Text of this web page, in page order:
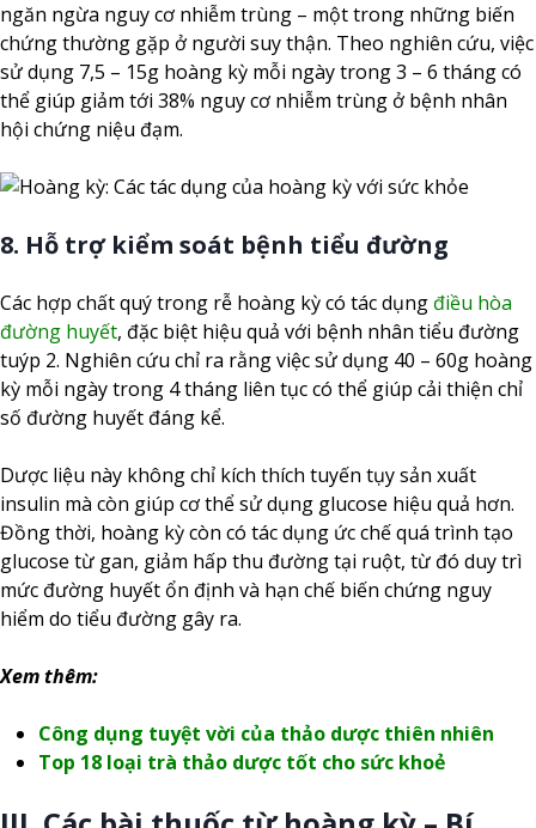
ngăn ngừa nguy cơ nhiễm trùng – một trong những biến
chứng thường gặp ở người suy thận. Theo nghiên cứu, việc
sử dụng 7,5 – 15g hoàng kỳ mỗi ngày trong 3 – 6 tháng có
thể giúp giảm tới 38% nguy cơ nhiễm trùng ở bệnh nhân
hội chứng niệu đạm.
8. Hỗ trợ kiểm soát bệnh tiểu đường
Các hợp chất quý trong rễ hoàng kỳ có tác dụng điều hòa
đường huyết, đặc biệt hiệu quả với bệnh nhân tiểu đường
tuýp 2. Nghiên cứu chỉ ra rằng việc sử dụng 40 – 60g hoàng
kỳ mỗi ngày trong 4 tháng liên tục có thể giúp cải thiện chỉ
số đường huyết đáng kể.
Dược liệu này không chỉ kích thích tuyến tụy sản xuất
insulin mà còn giúp cơ thể sử dụng glucose hiệu quả hơn.
Đồng thời, hoàng kỳ còn có tác dụng ức chế quá trình tạo
glucose từ gan, giảm hấp thu đường tại ruột, từ đó duy trì
mức đường huyết ổn định và hạn chế biến chứng nguy
hiểm do tiểu đường gây ra.
Xem thêm:
Công dụng tuyệt vời của thảo dược thiên nhiên
Top 18 loại trà thảo dược tốt cho sức khoẻ